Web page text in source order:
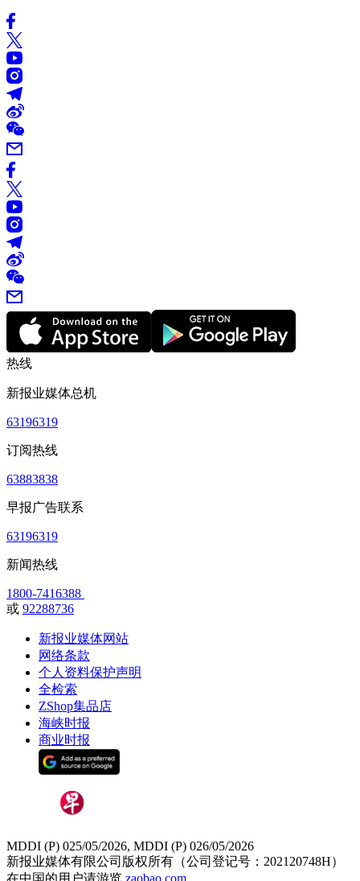
热线
新报业媒体总机
63196319
订阅热线
63883838
早报广告联系
63196319
新闻热线
1800-7416388
或 92288736
新报业媒体网站
网络条款
个人资料保护声明
全检索
ZShop集品店
海峡时报
商业时报
MDDI (P) 025/05/2026, MDDI (P) 026/05/2026
新报业媒体有限公司版权所有（公司登记号：202120748H）
在中国的用户请游览 zaobao.com